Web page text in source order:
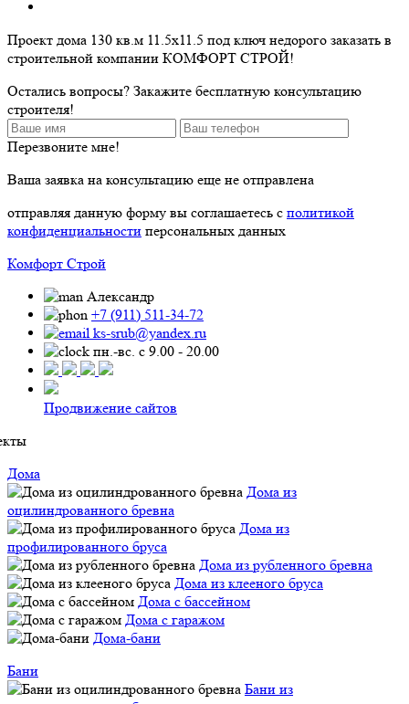
Проект дома 130 кв.м 11.5х11.5 под ключ недорого заказать в
строительной компании КОМФОРТ СТРОЙ!
Остались вопросы? Закажите бесплатную консультацию
строителя!
Перезвоните мне!
Ваша заявка на консультацию еще не отправлена
отправляя данную форму вы соглашаетесь с политикой
конфиденциальности персональных данных
Комфорт Строй
Александр
+7 (911) 511-34-72
ks-srub@yandex.ru
пн.-вс. с 9.00 - 20.00
Продвижение сайтов
Дома
Дома из
оцилиндрованного бревна
Дома из
профилированного бруса
Дома из рубленного бревна
Дома из клееного бруса
Дома с бассейном
Дома с гаражом
Дома-бани
Бани
Бани из